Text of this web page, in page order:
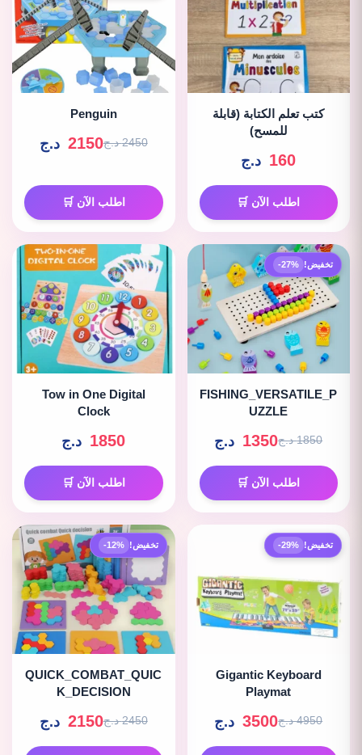
كتب تعلم الكتابة (قابلة
للمسح)
160 د.ج
اطلب الآن 🛒
Penguin
2450 د.ج 2150 د.ج
اطلب الآن 🛒
تخفيض! -27%
FISHING_VERSATILE_P
UZZLE
1850 د.ج 1350 د.ج
اطلب الآن 🛒
Tow in One Digital
Clock
1850 د.ج
اطلب الآن 🛒
تخفيض! -29%
Gigantic Keyboard
Playmat
4950 د.ج 3500 د.ج
تخفيض! -12%
QUICK_COMBAT_QUIC
K_DECISION
2450 د.ج 2150 د.ج